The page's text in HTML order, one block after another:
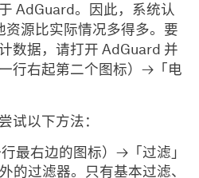
AdGuard。因此，系统认
资源比实际情况多得多。要
数据，请打开 AdGuard 并
行右起第二个图标）→「电
试以下方法：
最右边的图标）→「过滤」
的过滤器。只有基本过滤、